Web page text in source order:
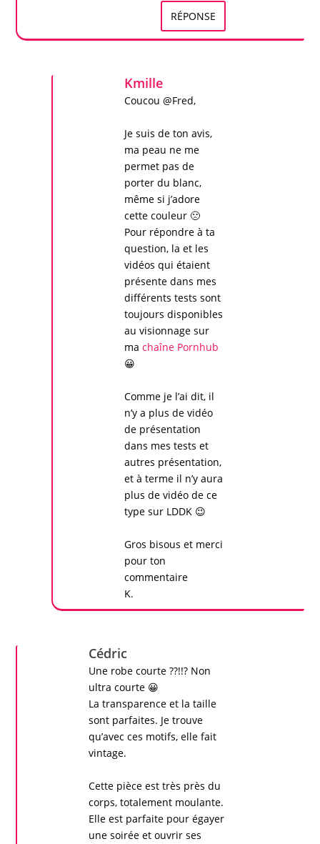
RÉPONSE
Kmille
Coucou @Fred,
Je suis de ton avis,
ma peau ne me
permet pas de
porter du blanc,
même si j’adore
cette couleur 🙁
Pour répondre à ta
question, la et les
vidéos qui étaient
présente dans mes
différents tests sont
toujours disponibles
au visionnage sur
machaîne Pornhub
😀
Comme je l’ai dit, il
n’y a plus de vidéo
de présentation
dans mes tests et
autres présentation,
et à terme il n’y aura
plus de vidéo de ce
type sur LDDK 😉
Gros bisous et merci
pour ton
commentaire
K.
Cédric
Une robe courte ??!!? Non
ultra courte 😀
La transparence et la taille
sont parfaites. Je trouve
qu’avec ces motifs, elle fait
vintage.
Cette pièce est très près du
corps, totalement moulante.
Elle est parfaite pour égayer
une soirée et ouvrir ses